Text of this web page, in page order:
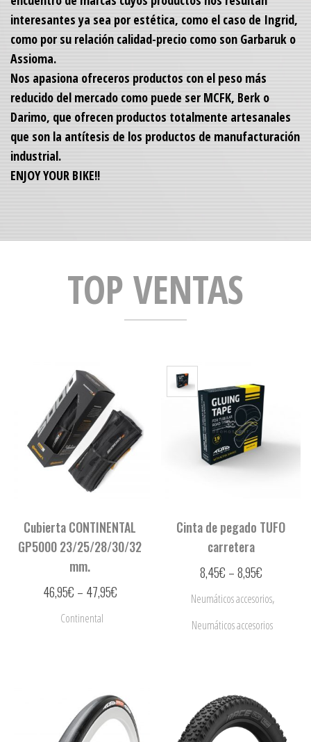
interesantes ya sea por estética, como el caso de Ingrid,
como por su relación calidad-precio como son Garbaruk o
Assioma.
Nos apasiona ofreceros productos con el peso más
reducido del mercado como puede ser MCFK, Berk o
Darimo, que ofrecen productos totalmente artesanales
que son la antítesis de los productos de manufacturación
industrial.
ENJOY YOUR BIKE!!
TOP VENTAS
Cubierta CONTINENTAL
GP5000 23/25/28/30/32
mm.
46,95€ – 47,95€
Continental
Cinta de pegado TUFO
carretera
8,45€ –8,95€
Neumáticos accesorios,
Neumáticos accesorios